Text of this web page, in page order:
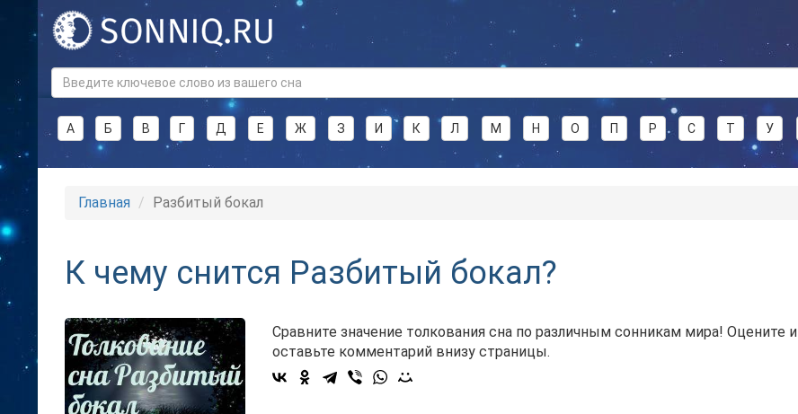
А Б В Г Д Е Ж З И К Л М Н О П Р С Т У
Главная Разбитый бокал
К чему снится Разбитый бокал?
Сравните значение толкования сна по различным сонникам мира! Оцените и
оставьте комментарий внизу страницы.